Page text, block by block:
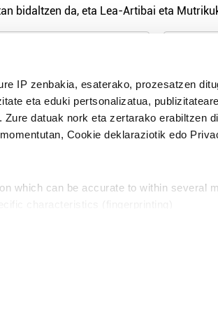
IP zenbakia, esaterako, prozesatzen
eta eduki pertsonalizatua,
datuak nork eta zertarako erabiltzen
Cookie deklaraziotik edo
which can be accurate to within several
bidaltzen da, eta Lea-Artibai eta
modu librean kontatzea da gure